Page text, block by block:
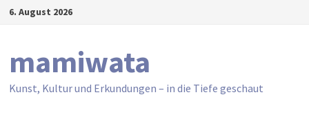
Zum6. August 2026
mamiwata
Kunst, Kultur und Erkundungen – in die Tiefe geschaut